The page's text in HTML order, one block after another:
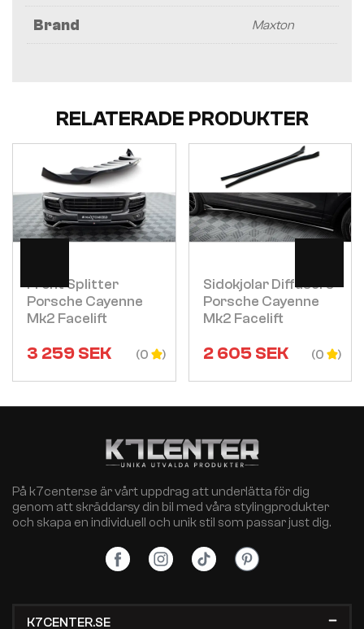
Brand Maxton
RELATERADE PRODUKTER
Front Splitter
Porsche Cayenne
Mk2 Facelift
3 259SEK (0
Visa
Sidokjolar Diffusers
Porsche Cayenne
Mk2 Facelift
2 605SEK (0
Visa
På k7center.se är vårt uppdrag att underlätta för dig
genom att skräddarsy din bil med våra stylingprodukter
och skapa en individuell och unik stil som passar just dig.
K7CENTER.SE